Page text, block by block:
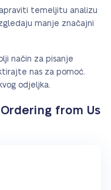
temeljitu analizu
manje značajni
način za pisanje
nas za pomoć.
odjeljka.
from Us